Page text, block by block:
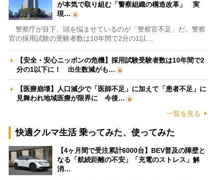
が本気で取り組む「警察組織の構造改革」 実
現…
警察庁が目下、頭を悩ませているのが「警察官不足」だ。警察
官の採用試験の受験者数は10年間で2分の1以…
【安全・安心ニッポンの危機】採用試験受験者数は10年間で2
分の1以下に！ 出生数減がも…
【医療崩壊】人口減少で「医師不足」に加えて「患者不足」に
見舞われ地域医療が限界に 今後…
一覧を見る
快適クルマ生活 乗ってみた、使ってみた
【4ヶ月間で受注累計6000台】BEV普及の障壁と
なる「航続距離の不安」「充電のストレス」解
消…